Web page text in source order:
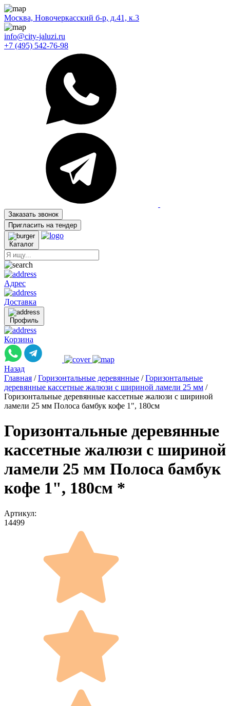
Москва, Новочеркасский б-р, д.41, к.3
info@city-jaluzi.ru
+7 (495) 542-76-98
Заказать звонок
Пригласить на тендер
Каталог
Адрес
Доставка
Профиль
Корзина
Назад
Главная / Горизонтальные деревянные / Горизонтальные
деревянные кассетные жалюзи с шириной ламели 25 мм /
Горизонтальные деревянные кассетные жалюзи с шириной
ламели 25 мм Полоса бамбук кофе 1", 180см
Горизонтальные деревянные
кассетные жалюзи с шириной
ламели 25 мм Полоса бамбук
кофе 1", 180см *
Артикул:
14499